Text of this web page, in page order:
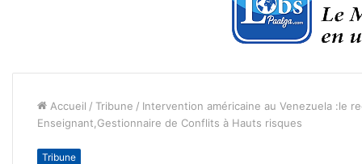
Accueil / Tribune / Intervention américaine au Venezuela :le
Enseignant,Gestionnaire de Conflits à Hauts risques
Tribune